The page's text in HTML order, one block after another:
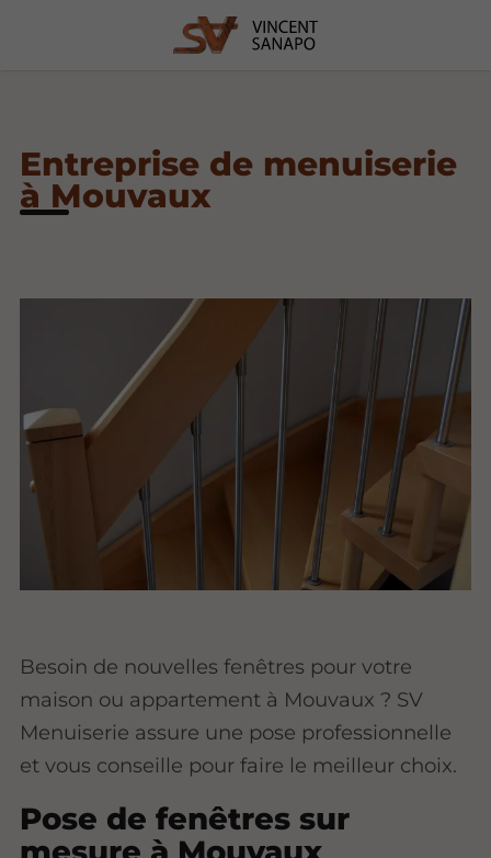
Entreprise de menuiserie
à Mouvaux
Besoin de nouvelles fenêtres pour votre
maison ou appartement à Mouvaux ? SV
Menuiserie assure une pose professionnelle
et vous conseille pour faire le meilleur choix.
Pose de fenêtres sur